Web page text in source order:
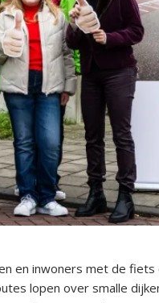
en inwoners met de
lopen over smalle